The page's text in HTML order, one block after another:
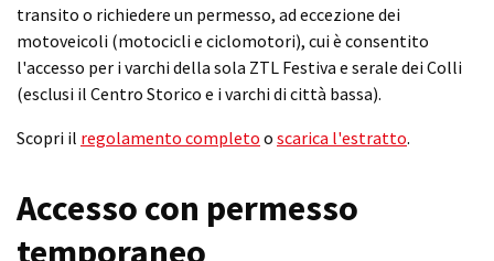
transito o richiedere un permesso, ad eccezione dei
motoveicoli (motocicli e ciclomotori), cui è consentito
l'accesso per i varchi della sola ZTL Festiva e serale dei Colli
(esclusi il Centro Storico e i varchi di città bassa).
Scopri il regolamento completo o scarica l'estratto.
Accesso con permesso
temporaneo